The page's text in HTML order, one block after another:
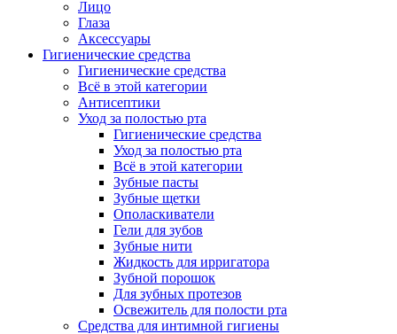
Лицо
Глаза
Аксессуары
Гигиенические средства
Гигиенические средства
Всё в этой категории
Антисептики
Уход за полостью рта
Гигиенические средства
Уход за полостью рта
Всё в этой категории
Зубные пасты
Зубные щетки
Ополаскиватели
Гели для зубов
Зубные нити
Жидкость для ирригатора
Зубной порошок
Для зубных протезов
Освежитель для полости рта
Средства для интимной гигиены